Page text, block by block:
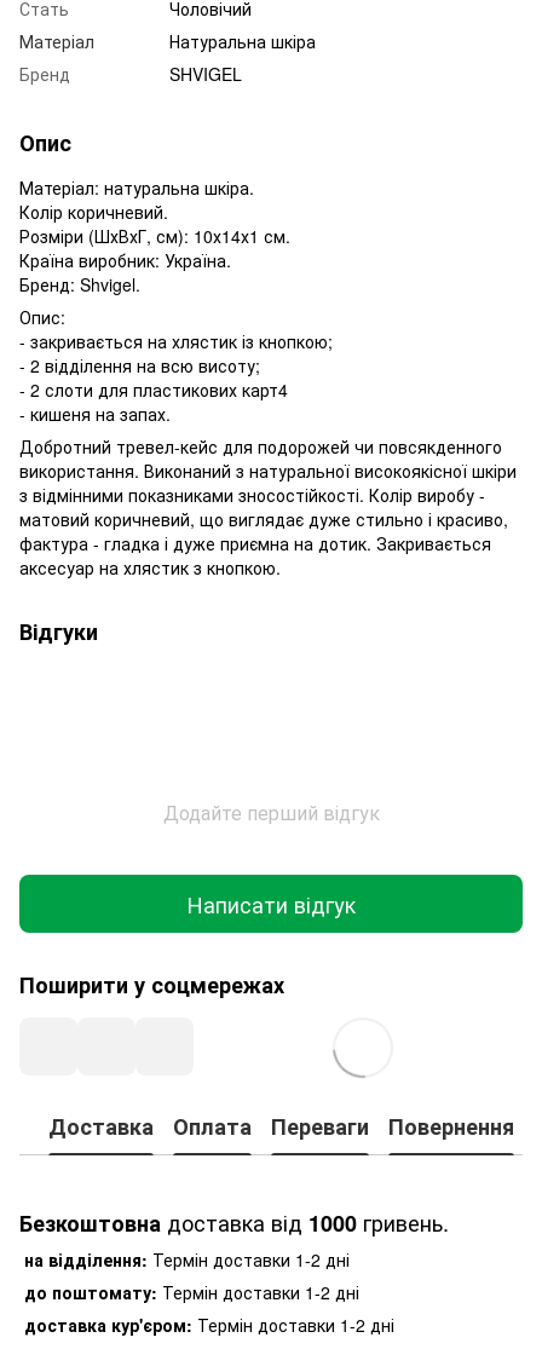
Стать
Чоловічий
Матеріал
Натуральна шкіра
Бренд
SHVIGEL
Опис
Матеріал: натуральна шкіра.
Колір коричневий.
Розміри (ШхВхГ, см): 10х14х1 см.
Країна виробник: Україна.
Бренд: Shvigel.
Опис:
- закривається на хлястик із кнопкою;
- 2 відділення на всю висоту;
- 2 слоти для пластикових карт4
- кишеня на запах.
Добротний тревел-кейс для подорожей чи повсякденного
використання. Виконаний з натуральної високоякісної шкіри
з відмінними показниками зносостійкості. Колір виробу -
матовий коричневий, що виглядає дуже стильно і красиво,
фактура - гладка і дуже приємна на дотик. Закривається
аксесуар на хлястик з кнопкою.
Відгуки
Додайте перший відгук
Написати відгук
Поширити у соцмережах
Доставка Оплата Переваги Повернення
Безкоштовна доставка від 1000 гривень.
на відділення: Термін доставки 1-2 дні
до поштомату: Термін доставки 1-2 дні
доставка кур'єром: Термін доставки 1-2 дні